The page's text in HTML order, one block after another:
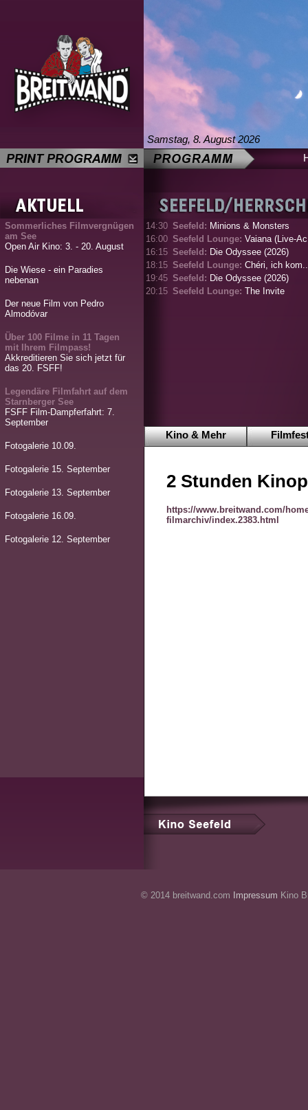
Samstag, 8. August 2026
Sommerliches Filmvergnügen
am See
Open Air Kino: 3. - 20. August
Die Wiese - ein Paradies
nebenan
Der neue Film von Pedro
Almodóvar
Über 100 Filme in 11 Tagen
mit Ihrem Filmpass!
Akkreditieren Sie sich jetzt für
das 20. FSFF!
Legendäre Filmfahrt auf dem
Starnberger See
FSFF Film-Dampferfahrt: 7.
September
Fotogalerie 10.09.
Fotogalerie 15. September
Fotogalerie 13. September
Fotogalerie 16.09.
Fotogalerie 12. September
14:30 Seefeld: Minions & Monsters
16:00 Seefeld Lounge: Vaiana (Live-
16:15 Seefeld: Die Odyssee (2026)
18:15 Seefeld Lounge: Chéri, ich
19:45 Seefeld: Die Odyssee (2026)
20:15 Seefeld Lounge: The Invite
Kino & Mehr
2 Stunden
https://www.breitwand.com/
filmarchiv/index.2383.html
© 2014 breitwand.com Impressum Kino